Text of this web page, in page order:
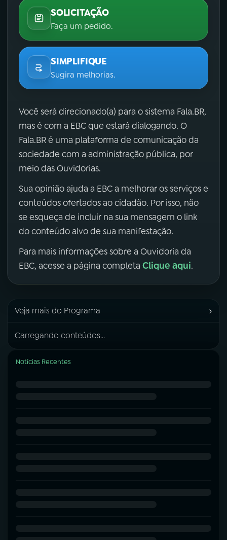
SOLICITAÇÃO
Faça um pedido.
SIMPLIFIQUE
Sugira melhorias.
Você será direcionado(a) para o sistema Fala.BR,
mas é com a EBC que estará dialogando. O
Fala.BR é uma plataforma de comunicação da
sociedade com a administração pública, por
meio das Ouvidorias.
Sua opinião ajuda a EBC a melhorar os serviços e
conteúdos ofertados ao cidadão. Por isso, não
se esqueça de incluir na sua mensagem o link
do conteúdo alvo de sua manifestação.
Para mais informações sobre a Ouvidoria da
EBC, acesse a página completa Clique aqui.
Veja mais do Programa ›
Carregando conteúdos...
Notícias Recentes